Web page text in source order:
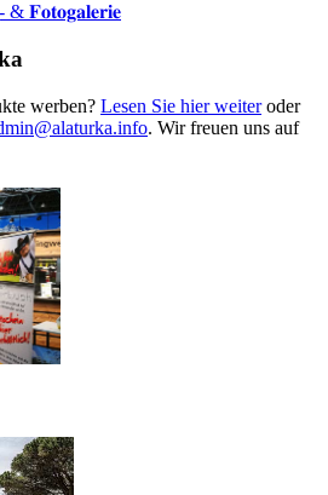
& 𝐅𝐨𝐭𝐨𝐠𝐚𝐥𝐞𝐫𝐢𝐞
werben? Lesen Sie hier weiteroder
. Wir freuen uns auf